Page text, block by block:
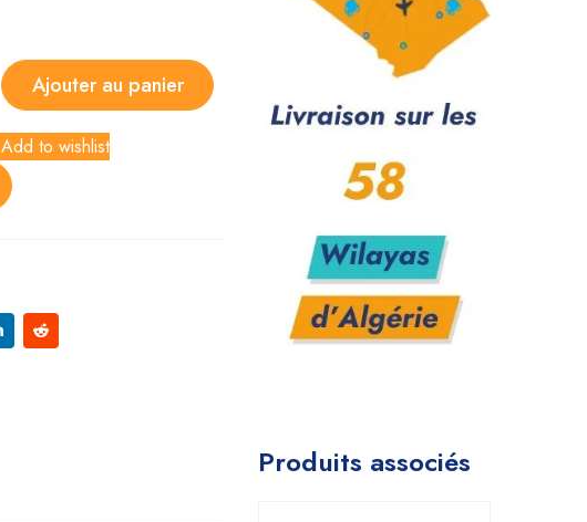
Ajouter au panier
Add to wishlist
Produits associés